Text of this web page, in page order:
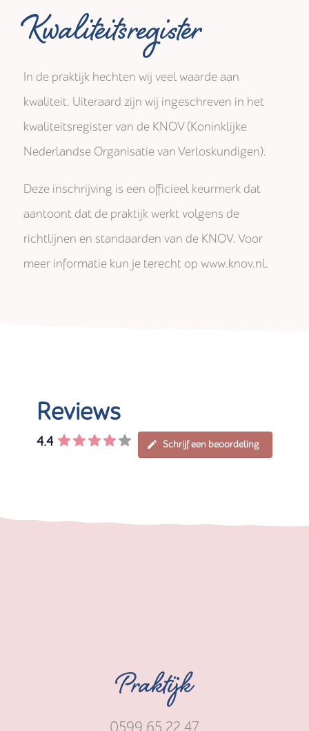
Kwaliteitsregister
In de praktijk hechten wij veel waarde aan
kwaliteit. Uiteraard zijn wij ingeschreven in het
kwaliteitsregister van de KNOV (Koninklijke
Nederlandse Organisatie van Verloskundigen).
Deze inschrijving is een officieel keurmerk dat
aantoont dat de praktijk werkt volgens de
richtlijnen en standaarden van de KNOV. Voor
meer informatie kun je terecht op www.knov.nl.
Reviews
4.4 Schrijf een beoordeling
Praktijk